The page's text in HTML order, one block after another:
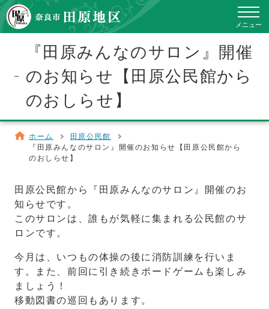
toggle
メニュー
『田原みんなのサロン』開催
のお知らせ【田原公民館から
のおしらせ】
ホーム
田原公民館
『田原みんなのサロン』開催のお知らせ【田原公民館から
のおしらせ】
田原公民館から『田原みんなのサロン』開催のお
知らせです。
このサロンは、誰もが気軽に集まれる公民館のサ
ロンです。
今月は、いつもの体操の後に消防訓練を行いま
す。また、前回に引き続きボードゲームも楽しみ
ましょう！
移動図書の巡回もあります。